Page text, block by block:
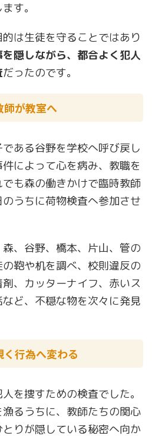
す。
は生徒を守ることではあり
隠しながら、都合よく犯人
だったのです。
師が教室へ
ある谷野を学校へ呼び戻し
によって心を病み、教職を
も森の働きかけで臨時教師
うちに荷物検査へ参加させ
、谷野、橋本、片山、管の
鞄や机を調べ、校則違反の
、カッターナイフ、赤いス
ど、不穏な物を次々に発見
行為へ変わる
を捜すための検査でした。
るうちに、教師たちの関心
りが隠している秘密へ向か